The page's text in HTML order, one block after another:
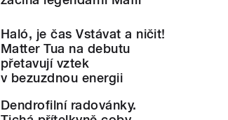
Haló, je čas Vstávat a ničit!
Matter Tua na debutu
přetavují vztek
v bezuzdnou energii
Dendrofilní radovánky.